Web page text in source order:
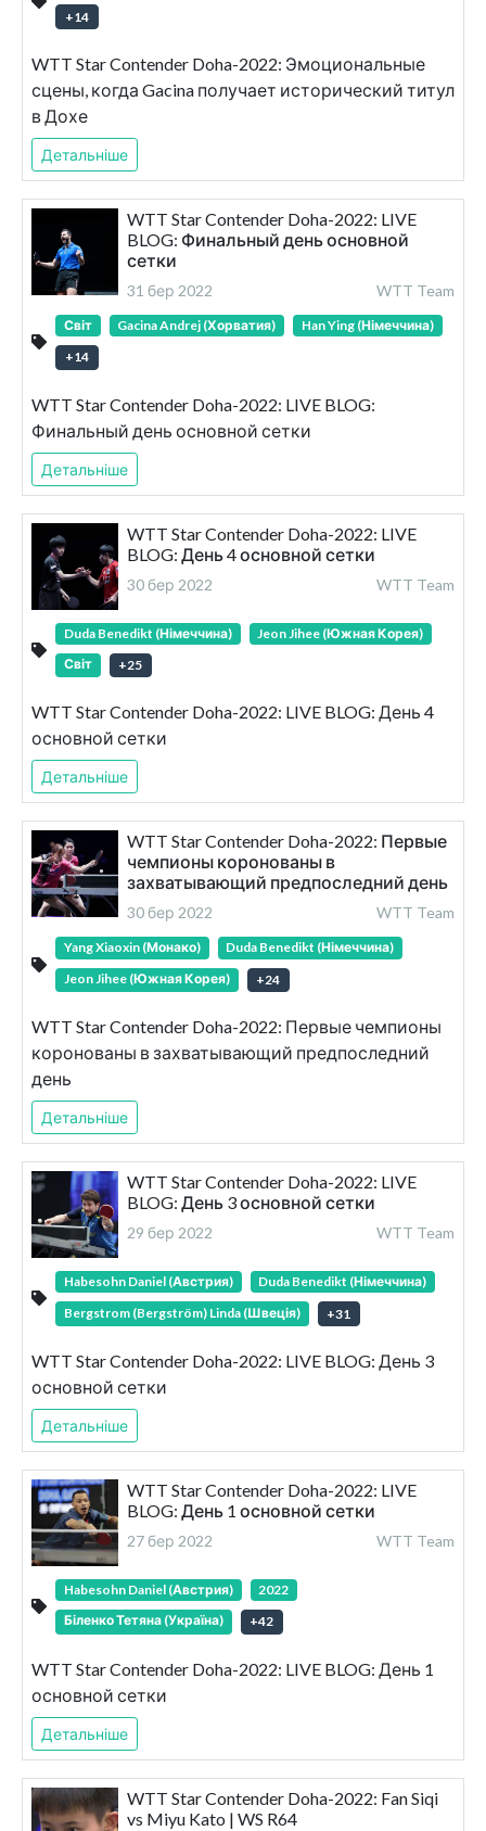
+14
WTT Star Contender Doha-2022: Эмоциональные
сцены, когда Gacina получает исторический титул
в Дохе
Детальніше
WTT Star Contender Doha-2022: LIVE
BLOG: Финальный день основной
сетки
31 бер 2022 WTT Team
Світ Gacina Andrej (Хорватия)
Han Ying (Німеччина)
+14
WTT Star Contender Doha-2022: LIVE BLOG:
Финальный день основной сетки
Детальніше
WTT Star Contender Doha-2022: LIVE
BLOG: День 4 основной сетки
30 бер 2022 WTT Team
Duda Benedikt (Німеччина)
Jeon Jihee (Южная Корея)
Світ
+25
WTT Star Contender Doha-2022: LIVE BLOG: День 4
основной сетки
Детальніше
WTT Star Contender Doha-2022: Первые
чемпионы коронованы в
захватывающий предпоследний день
30 бер 2022 WTT Team
Yang Xiaoxin (Монако)
Duda Benedikt (Німеччина)
Jeon Jihee (Южная Корея)
+24
WTT Star Contender Doha-2022: Первые чемпионы
коронованы в захватывающий предпоследний
день
Детальніше
WTT Star Contender Doha-2022: LIVE
BLOG: День 3 основной сетки
29 бер 2022 WTT Team
Habesohn Daniel (Австрия)
Duda Benedikt (Німеччина)
Bergstrom (Bergström) Linda (Швеція)
+31
WTT Star Contender Doha-2022: LIVE BLOG: День 3
основной сетки
Детальніше
WTT Star Contender Doha-2022: LIVE
BLOG: День 1 основной сетки
27 бер 2022 WTT Team
Habesohn Daniel (Австрия)
2022
Біленко Тетяна (Україна)
+42
WTT Star Contender Doha-2022: LIVE BLOG: День 1
основной сетки
Детальніше
WTT Star Contender Doha-2022: Fan Siqi
vs Miyu Kato | WS R64